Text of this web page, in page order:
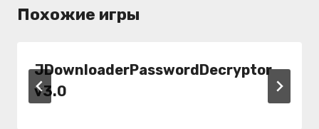
Похожие игры
JDownloaderPasswordDecryptor
v3.0